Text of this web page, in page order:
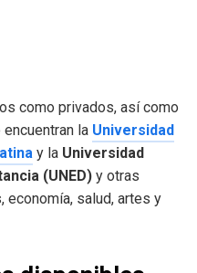
como privados, así como
la Universidad
y la Universidad
(UNED) y otras
salud, artes y